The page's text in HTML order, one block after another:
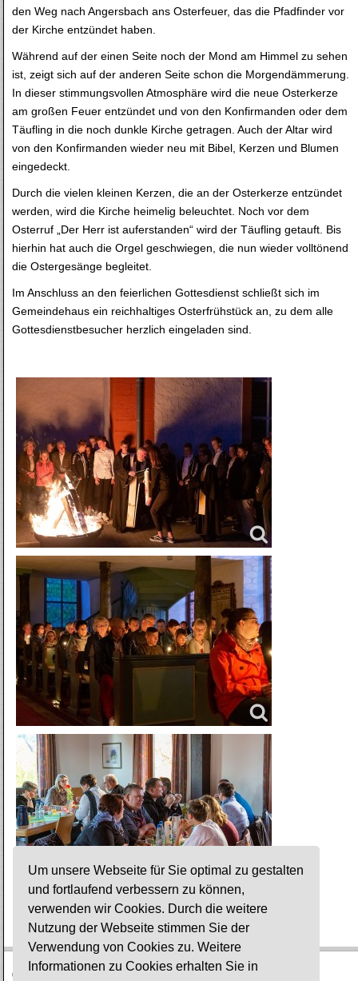
Um unsere Webseite für Sie optimal zu gestalten
und fortlaufend verbessern zu können,
verwenden wir Cookies. Durch die weitere
Nutzung der Webseite stimmen Sie der
Verwendung von Cookies zu. Weitere
Informationen zu Cookies erhalten Sie in
den Weg nach Angersbach ans Osterfeuer, das die Pfadfinder vor
der Kirche entzündet haben.
Während auf der einen Seite noch der Mond am Himmel zu sehen
ist, zeigt sich auf der anderen Seite schon die Morgendämmerung.
In dieser stimmungsvollen Atmosphäre wird die neue Osterkerze
am großen Feuer entzündet und von den Konfirmanden oder dem
Täufling in die noch dunkle Kirche getragen. Auch der Altar wird
von den Konfirmanden wieder neu mit Bibel, Kerzen und Blumen
eingedeckt.
Durch die vielen kleinen Kerzen, die an der Osterkerze entzündet
werden, wird die Kirche heimelig beleuchtet. Noch vor dem
Osterruf „Der Herr ist auferstanden“ wird der Täufling getauft. Bis
hierhin hat auch die Orgel geschwiegen, die nun wieder volltönend
die Ostergesänge begleitet.
Im Anschluss an den feierlichen Gottesdienst schließt sich im
Gemeindehaus ein reichhaltiges Osterfrühstück an, zu dem alle
Gottesdienstbesucher herzlich eingeladen sind.
Bilder: © Heiko Weiß
© Ev. Gesamtkirchengemeinde Lauterbach-Wartenberg